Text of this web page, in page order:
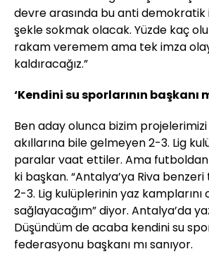
devre arasında bu anti demokratik
şekle sokmak olacak. Yüzde kaç
rakam veremem ama tek imza
kaldıracağız.”
‘Kendini su sporlarının başkanı
Ben aday olunca bizim projelerimizi
akıllarına bile gelmeyen 2-3. Lig
paralar vaat ettiler. Ama
ki başkan. “Antalya’ya Riva
2-3. Lig kulüplerinin yaz kamplarını
sağlayacağım” diyor. Antalya’da
Düşündüm de acaba kendini su
federasyonu başkanı mı sanıyor.